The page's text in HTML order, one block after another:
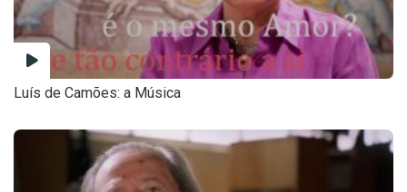
Luís de Camões: a Música